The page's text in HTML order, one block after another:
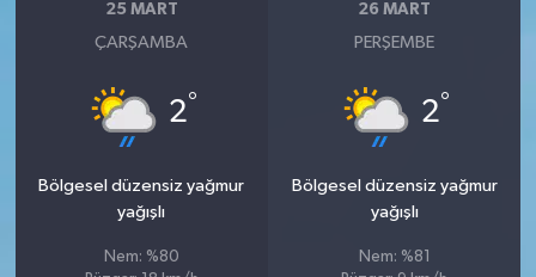
25 MART
ÇARŞAMBA
2°
Bölgesel düzensiz yağmur
yağışlı
Nem: %80
26 MART
PERŞEMBE
2°
Bölgesel düzensiz yağmur
yağışlı
Nem: %81